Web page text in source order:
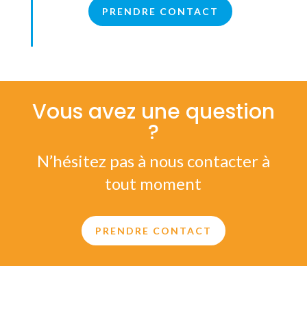
PRENDRE CONTACT
Vous avez une question
?
N’hésitez pas à nous contacter à
tout moment
PRENDRE CONTACT